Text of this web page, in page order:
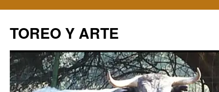
TOREO Y ARTE